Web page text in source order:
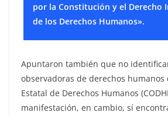
por la Constitución y el Derecho
de los Derechos Humanos».
Apuntaron también que no
observadoras de derechos humanos
Estatal de Derechos Humanos
manifestación, en cambio, sí